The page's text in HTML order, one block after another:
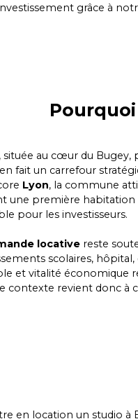
grâce à
située au cœur du Bugey,
fait un carrefour
Lyon, la commune
une première
pour les investisseurs.
locative reste
scolaires,
et vitalité économique
contexte revient donc à